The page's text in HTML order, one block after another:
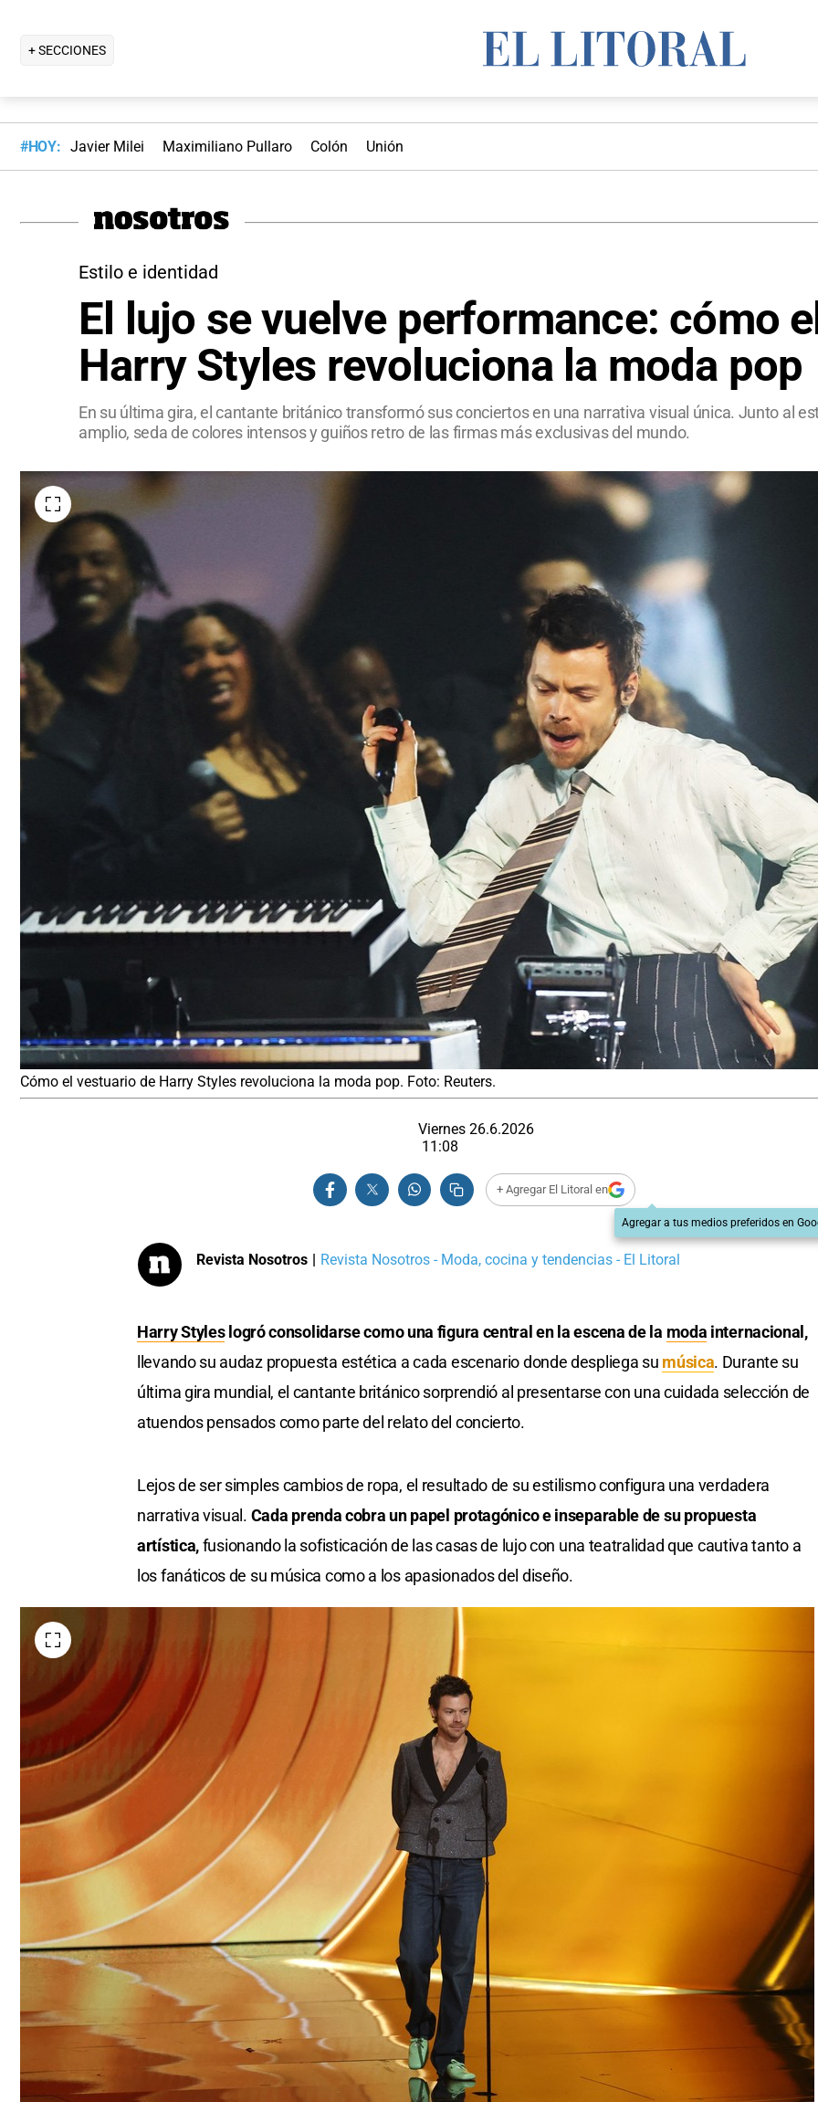
+ SECCIONES
#HOY: Javier Milei Maximiliano Pullaro Colón Unión
Estilo e identidad
El lujo se vuelve performance: cómo
Harry Styles revoluciona la moda pop
En su última gira, el cantante británico transformó sus conciertos en una narrativa visual única. Junto al
amplio, seda de colores intensos y guiños retro de las firmas más exclusivas del mundo.
Cómo el vestuario de Harry Styles revoluciona la moda pop. Foto: Reuters.
Viernes 26.6.2026
11:08
+ Agregar El Litoral en
Agregar a tus medios preferidos en
Revista Nosotros | Revista Nosotros - Moda, cocina y tendencias - El Litoral
Harry Styleslogró consolidarse como una figura central en la escena de la moda internacional,
llevando su audaz propuesta estética a cada escenario donde despliega su música. Durante su
última gira mundial, el cantante británico sorprendió al presentarse con una cuidada selección de
atuendos pensados como parte del relato del concierto.
Lejos de ser simples cambios de ropa, el resultado de su estilismo configura una verdadera
narrativa visual. Cada prenda cobra un papel protagónico e inseparable de su propuesta
artística,fusionando la sofisticación de las casas de lujo con una teatralidad que cautiva tanto a
los fanáticos de su música como a los apasionados del diseño.